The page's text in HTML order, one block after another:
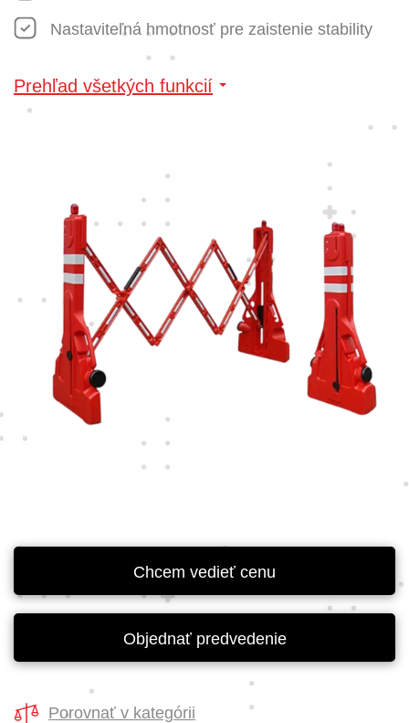
Nastaviteľná hmotnosť pre zaistenie stability
Prehľad všetkých funkcií
Chcem vedieť cenu
Objednať predvedenie
Porovnať v kategórii